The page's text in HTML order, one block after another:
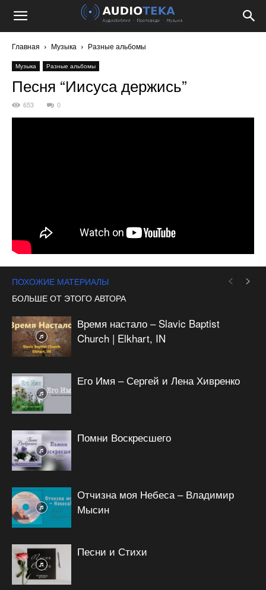
Главная Музыка Разные альбомы
Музыка Разные альбомы
Песня “Иисуса держись”
653 0
ПОХОЖИЕ МАТЕРИАЛЫ
БОЛЬШЕ ОТ ЭТОГО АВТОРА
Время настало – Slavic Baptist
Church | Elkhart, IN
Его Имя – Сергей и Лена Хивренко
Помни Воскресшего
Отчизна моя Небеса – Владимир
Мысин
Песни и Стихи